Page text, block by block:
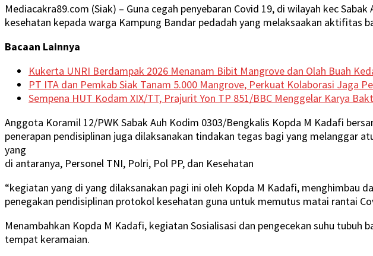
Mediacakra89.com (Siak) – Guna cegah penyebaran Covid 19, di wilayah kec
kesehatan kepada warga Kampung Bandar pedadah yang melaksaakan aktifitas
Bacaan Lainnya
Kukerta UNRI Berdampak 2026 Menanam Bibit Mangrove dan Olah Buah
PT ITA dan Pemkab Siak Tanam 5.000 Mangrove, Perkuat Kolaborasi Jaga
Sempena HUT Kodam XIX/TT, Prajurit Yon TP 851/BBC Menggelar Karya
Anggota Koramil 12/PWK Sabak Auh Kodim 0303/Bengkalis Kopda M Kadafi
penerapan pendisiplinan juga dilaksanakan tindakan tegas bagi yang melanggar
yang
di antaranya, Personel TNI, Polri, Pol PP, dan Kesehatan
“kegiatan yang di yang dilaksanakan pagi ini oleh Kopda M Kadafi, menghimbau
penegakan pendisiplinan protokol kesehatan guna untuk memutus matai rantai
Menambahkan Kopda M Kadafi, kegiatan Sosialisasi dan pengecekan suhu
tempat keramaian.